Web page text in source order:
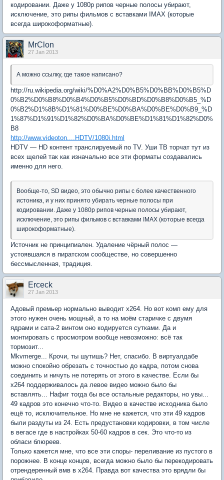
кодировании. Даже у 1080p рипов черные полосы убирают,
исключение, это рипы фильмов с вставками IMAX (которые
всегда широкоформатные).
MrClon
27 Jan 2013
А можно ссылку, где такое написано?
http://ru.wikipedia.org/wiki/%D0%A2%D0%B5%D0%BB%D0%B5%D
0%B2%D0%B8%D0%B4%D0%B5%D0%BD%D0%B8%D0%B5_%D
0%B2%D1%8B%D1%81%D0%BE%D0%BA%D0%BE%D0%B9_%D
1%87%D1%91%D1%82%D0%BA%D0%BE%D1%81%D1%82%D0%
B8
http://www.videoton....HDTV/1080i.html
HDTV — HD контент транслируемый по TV. Уши ТВ торчат тут из
всех щелей так как изначально все эти форматы создавались
именно для него.
Вообще-то, SD видео, это обычно рипы с более качественного
истоника, и у них принято убирать черные полосы при
кодировании. Даже у 1080p рипов черные полосы убирают,
исключение, это рипы фильмов с вставками IMAX (которые всегда
широкоформатные).
Источник не принципиален. Удаление чёрный полос —
устоявшаяся в пиратском сообществе, но совершенно
бессмысленная, традиция.
Erceck
27 Jan 2013
Адовый премьер нормально выводит х264. Но вот комп ему для
этого нужен очень мощный, а то на моём старичке с двумя
ядрами и сата-2 винтом оно кодируется сутками. Да и
монтировать с просмотром вообще невозможно: всё так
тормозит...
Mkvmerge... Крочи, ты шутишь? Нет, спасибо. В виртуалдабе
можно спокойно обрезать с точностью до кадра, потом снова
соединить и ничуть не потерять от этого в качестве. Если бы
х264 поддерживалось да левое видео можно было бы
вставлять... Нафиг тогда бы все остальные редакторы, но увы...
49 кадров это конечно что-то. Видео в качестве исходника было
ещё то, исключительное. Но мне не кажется, что эти 49 кадров
были раздуты из 24. Есть предустановки кодировки, в том числе
в вегасе где в настройках 50-60 кадров в сек. Это что-то из
обласи блюреев.
Только кажется мне, что все эти споры- переливание из пустого в
порожнее. В конце концов, всегда можно было бы перекодировать
отрендеренный вмв в х264. Правда вот качества это врядли бы